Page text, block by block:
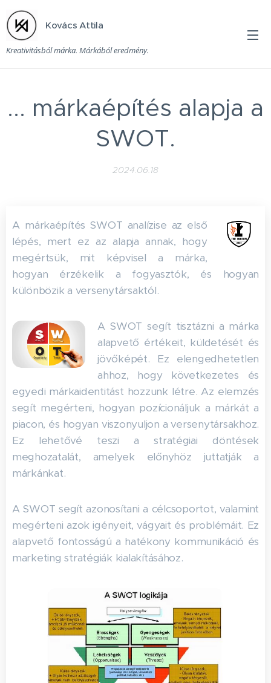
Kovács Attila
Kreativitásból márka. Márkából eredmény.
... márkaépítés alapja a
SWOT.
2024.06.18
A márkaépítés SWOT analízise az első
lépés, mert ez az alapja annak, hogy
megértsük, mit képvisel a márka,
hogyan érzékelik a fogyasztók, és hogyan
különbözik a versenytársaktól.
A SWOT segít tisztázni a márka
alapvető értékeit, küldetését és
jövőképét. Ez elengedhetetlen
ahhoz, hogy következetes és
egyedi márkaidentitást hozzunk létre. Az elemzés
segít megérteni, hogyan pozícionáljuk a márkát a
piacon, és hogyan viszonyuljon a versenytársakhoz.
Ez lehetővé teszi a stratégiai döntések
meghozatalát, amelyek előnyhöz juttatják a
márkánkat.
A SWOT segít azonosítani a célcsoportot, valamint
megérteni azok igényeit, vágyait és problémáit. Ez
alapvető fontosságú a hatékony kommunikáció és
marketing stratégiák kialakításához.